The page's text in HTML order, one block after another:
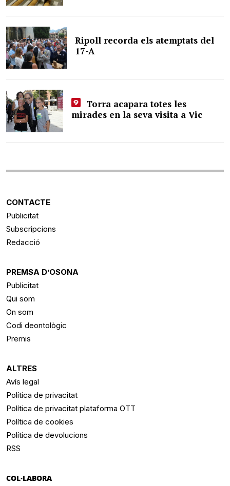
Ripoll recorda els atemptats del
17-A
Torra acapara totes les
mirades en la seva visita a Vic
CONTACTE
Publicitat
Subscripcions
Redacció
PREMSA D’OSONA
Publicitat
Qui som
On som
Codi deontològic
Premis
ALTRES
Avís legal
Política de privacitat
Política de privacitat plataforma OTT
Política de cookies
Política de devolucions
RSS
COL·LABORA